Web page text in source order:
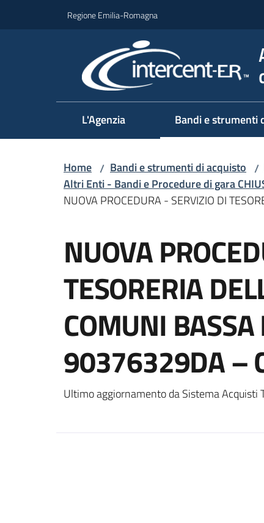
Regione Emilia-Romagna
L'Agenzia Bandi e strumenti
Home / Bandi e strumenti di acquisto /
Altri Enti - Bandi e Procedure di gara
NUOVA PROCEDURA - SERVIZIO DI
NUOVA
TESORERIA
COMUNI
90376329DA –
Ultimo aggiornamento da Sistema Acquisti